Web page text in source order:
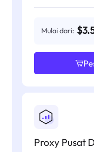
Mulai dari:
Proxy Pusat